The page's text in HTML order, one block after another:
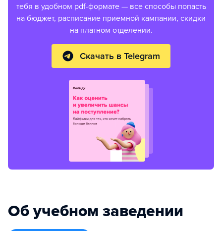
тебя в удобном pdf-формате — все способы попасть
на бюджет, расписание приемной кампании, скидки
на платном отделении.
Скачать в Telegram
Об учебном заведении